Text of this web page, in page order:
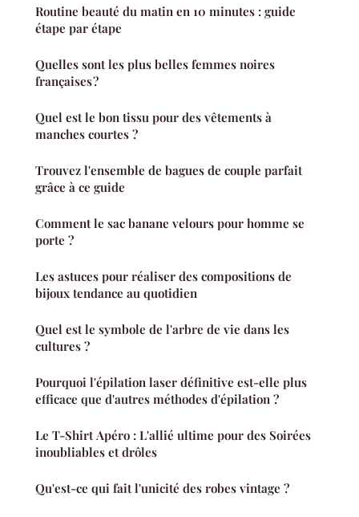
Routine beauté du matin en 10 minutes : guide
étape par étape
Quelles sont les plus belles femmes noires
françaises ?
Quel est le bon tissu pour des vêtements à
manches courtes ?
Trouvez l'ensemble de bagues de couple parfait
grâce à ce guide
Comment le sac banane velours pour homme se
porte ?
Les astuces pour réaliser des compositions de
bijoux tendance au quotidien
Quel est le symbole de l'arbre de vie dans les
cultures ?
Pourquoi l'épilation laser définitive est-elle plus
efficace que d'autres méthodes d'épilation ?
Le T-Shirt Apéro : L'allié ultime pour des Soirées
inoubliables et drôles
Qu'est-ce qui fait l'unicité des robes vintage ?